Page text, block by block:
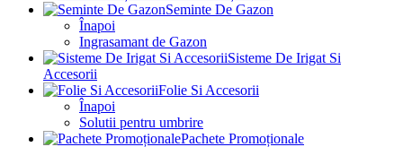
Seminte De Gazon
Înapoi
Ingrasamant de Gazon
Sisteme De Irigat Si
Accesorii
Folie Si Accesorii
Înapoi
Solutii pentru umbrire
Pachete Promoționale